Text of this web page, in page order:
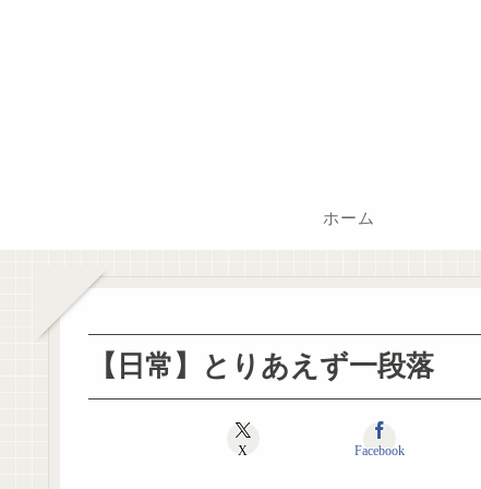
ホーム
【日常】とりあえず一段落
X Facebook